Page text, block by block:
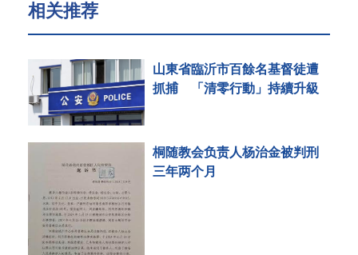
相关推荐
山東省臨沂市百餘名基督徒遭
抓捕 「清零行動」持續升級
桐随教会负责人杨治金被判刑
三年两个月